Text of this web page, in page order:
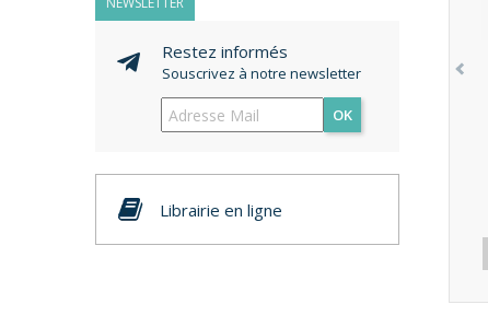
Restez informés
Souscrivez à notre newsletter
OK
Librairie en ligne